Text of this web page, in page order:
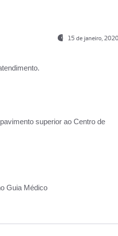
15 de janeiro, 2020
superior ao Centro de
Guia Médico